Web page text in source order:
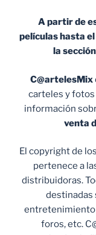
A partir de
películas hasta
la
C@artelesMix
carteles y
información
venta
El copyright de
pertenece a
distribuidoras.
destinadas
entretenimiento
foros, etc.